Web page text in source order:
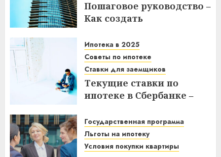
Пошаговое руководство –
Как создать
дверным проемом в
отремонтированной
квартире
14.11.2025
Ипотека в 2025
Советы по ипотеке
Ставки для заемщиков
Текущие ставки по
ипотеке в Сбербанке –
заемщикам в 2025 году
14.11.2025
Государственная программа
Льготы на ипотеку
Условия покупки квартиры